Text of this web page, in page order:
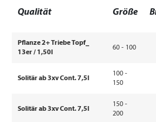
Qualität Größe
Pflanze 2+ Triebe Topf_
13er / 1,50l
60 - 100
Solitär ab 3xv Cont. 7,5l
100 -
150
Solitär ab 3xv Cont. 7,5l
150 -
200